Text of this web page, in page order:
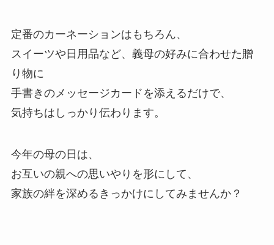
定番のカーネーションはもちろん、
スイーツや日用品など、義母の好みに合わせた贈
り物に
手書きのメッセージカードを添えるだけで、
気持ちはしっかり伝わります。
今年の母の日は、
お互いの親への思いやりを形にして、
家族の絆を深めるきっかけにしてみませんか？